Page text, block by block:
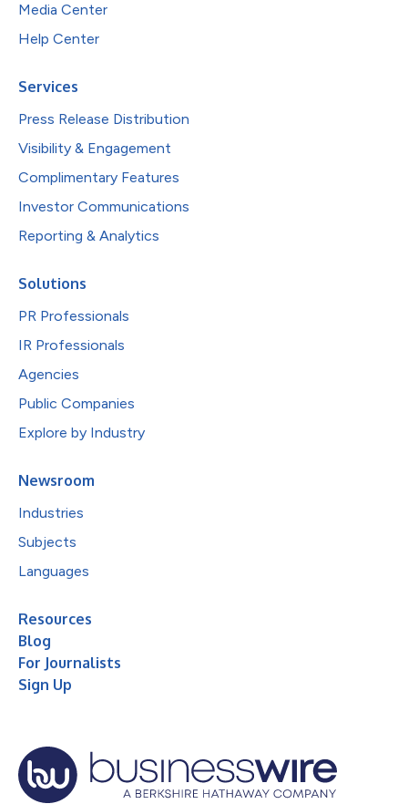
Media Center
Help Center
Services
Press Release Distribution
Visibility & Engagement
Complimentary Features
Investor Communications
Reporting & Analytics
Solutions
PR Professionals
IR Professionals
Agencies
Public Companies
Explore by Industry
Newsroom
Industries
Subjects
Languages
Resources
Blog
For Journalists
Sign Up